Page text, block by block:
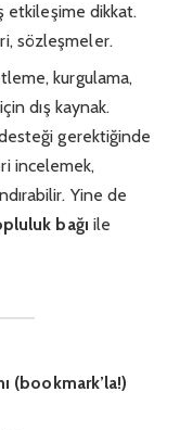
etkileşime dikkat.
sözleşmeler.
kurgulama,
dış kaynak.
gerektiğinde
incelemek,
Yine de
bağı ile
(bookmark’la!)